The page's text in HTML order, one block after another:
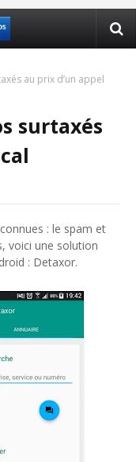
au prix d’un appel
surtaxés
: le spam et
voici une solution
: Detaxor.